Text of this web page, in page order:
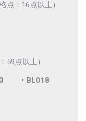
：16点以上）
点以上）
・BL018